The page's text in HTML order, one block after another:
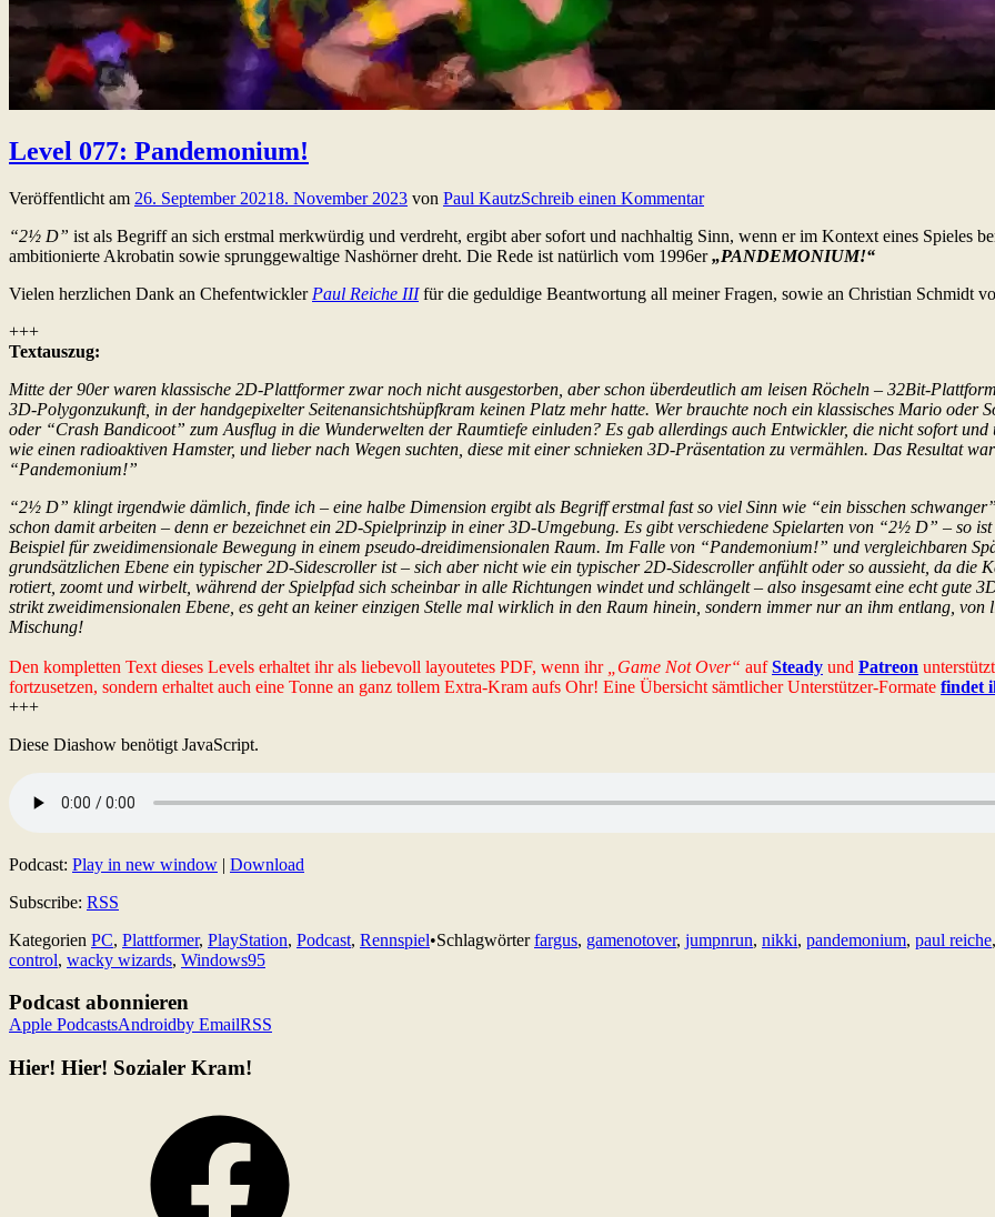
Level 077: Pandemonium!
Veröffentlicht am 26. September 20218. November 2023 von Paul KautzSchreib einen Kommentar
“2½ D” ist als Begriff an sich erstmal merkwürdig und verdreht, ergibt aber sofort und nachhaltig Sinn, wenn er im Kontext eines Spieles
ambitionierte Akrobatin sowie sprunggewaltige Nashörner dreht. Die Rede ist natürlich vom 1996er„PANDEMONIUM!“
Vielen herzlichen Dank an Chefentwickler Paul Reiche IIIfür die geduldige Beantwortung all meiner Fragen, sowie an Christian Schmidt
+++
Textauszug:
Mitte der 90er waren klassische 2D-Plattformer zwar noch nicht ausgestorben, aber schon überdeutlich am leisen Röcheln – 32Bit-
3D-Polygonzukunft, in der handgepixelter Seitenansichtshüpfkram keinen Platz mehr hatte. Wer brauchte noch ein klassisches Mario
oder “Crash Bandicoot” zum Ausflug in die Wunderwelten der Raumtiefe einluden? Es gab allerdings auch Entwickler, die nicht sofort
wie einen radioaktiven Hamster, und lieber nach Wegen suchten, diese mit einer schnieken 3D-Präsentation zu vermählen. Das Resultat
“Pandemonium!”
“2½ D” klingt irgendwie dämlich, finde ich – eine halbe Dimension ergibt als Begriff erstmal fast so viel Sinn wie “ein bisschen
schon damit arbeiten – denn er bezeichnet ein 2D-Spielprinzip in einer 3D-Umgebung. Es gibt verschiedene Spielarten von “2½ D” – so
Beispiel für zweidimensionale Bewegung in einem pseudo-dreidimensionalen Raum. Im Falle von “Pandemonium!” und vergleichbaren
grundsätzlichen Ebene ein typischer 2D-Sidescroller ist – sich aber nicht wie ein typischer 2D-Sidescroller anfühlt oder so aussieht, da die
rotiert, zoomt und wirbelt, während der Spielpfad sich scheinbar in alle Richtungen windet und schlängelt – also insgesamt eine echt gute
strikt zweidimensionalen Ebene, es geht an keiner einzigen Stelle mal wirklich in den Raum hinein, sondern immer nur an ihm entlang, von
Mischung!
Den kompletten Text dieses Levels erhaltet ihr als liebevoll layoutetes PDF, wenn ihr „Game Not Over“ aufSteady und Patreon
fortzusetzen, sondern erhaltet auch eine Tonne an ganz tollem Extra-Kram aufs Ohr! Eine Übersicht sämtlicher Unterstützer-Formate findet
+++
Diese Diashow benötigt JavaScript.
Podcast: Play in new window | Download
Subscribe: RSS
Kategorien PC, Plattformer, PlayStation, Podcast, Rennspiel•Schlagwörterfargus, gamenotover, jumpnrun, nikki, pandemonium, paul reiche,
control, wacky wizards, Windows95
Podcast abonnieren
Apple PodcastsAndroidby EmailRSS
Hier! Hier! Sozialer Kram!